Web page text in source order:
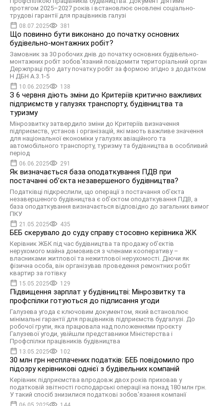
протягом 2025–2027 років і встановлює оновлені соціально-
трудові гарантії для працівників галузі
08.07.2025 381
Що повинно бути виконано до початку основних
будівельно-монтажних робіт?
Замовник за 30 робочих днів до початку основних будівельно-
монтажних робіт зобов'язаний повідомити територіальний орган
Держпраці про дату початку робіт за формою згідно з додатком
Н ДБН А.3.1-5
10.06.2025 138
З 6 червня діють зміни до Критеріїв критично важливих
підприємств у галузях транспорту, будівництва та
туризму
Мінрозвитку затвердило зміни до Критеріїв визначення
підприємств, установ і організацій, які мають важливе значення
для національної економіки у галузях авіаційного та
автомобільного транспорту, туризму та будівництва в особливий
період
06.06.2025 291
Як визначається база оподаткування ПДВ при
постачанні об’єкта незавершеного будівництва?
Податківці підкреслили, що операції з постачання об’єкта
незавершеного будівництва є об’єктом оподаткування ПДВ, а
база оподаткування визначається відповідно до загальних вимог
ПКУ
21.05.2025 435
БЕБ скерувало до суду справу стосовно керівника ЖК
Керівник ЖБК під час будівництва та продажу об’єктів
нерухомого майна домовився з членами кооперативу –
власниками житлової та нежитлової нерухомості. Діючи як
фізична особа, він організував проведення ремонтних робіт
квартир за готівку
15.05.2025 129
Підвищення зарплат у будівництві: Мінрозвитку та
профспілки готуються до підписання угоди
Галузева угода є ключовим документом, який встановлює
мінімальні гарантії для працівників підприємств будгалузі. До
робочої групи, яка працювала над положеннями проєкту
Галузевої угоди, увійшли представники Міністерства і
Профспілки працівників будівництва
13.05.2025 102
30 млн грн несплачених податків: БЕБ повідомило про
підозру керівникові однієї з будівельних компаній
Керівник підприємства впродовж двох років приховав у
податковій звітності господарські операції на понад 180 млн грн.
У такий спосіб знизилися податкові зобов’язання компанії